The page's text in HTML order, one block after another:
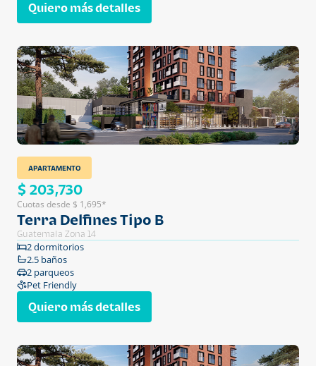
Quiero más detalles
APARTAMENTO
$ 203,730
Cuotas desde $ 1,695*
Terra Delfines Tipo B
Guatemala Zona 14
2 dormitorios
2.5 baños
2 parqueos
Pet Friendly
Quiero más detalles